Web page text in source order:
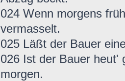
024 Wenn morgens
vermasselt.
025 Läßt der Bauer
026 Ist der Bauer heut'
morgen.